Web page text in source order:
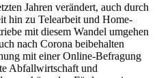
Jahren verändert, auch durch
hin zu Telearbeit und Home-
mit diesem Wandel umgehen
nach Corona beibehalten
mit einer Online-Befragung
Abfallwirtschaft und